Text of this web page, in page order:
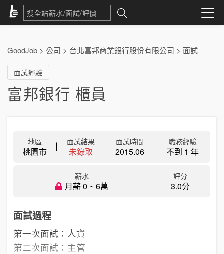
GoodJob > 公司 > 台北富邦商業銀行股份有限公司 > 面試
面試經驗
富邦銀行 櫃員
地區
桃園市
面試結果
未錄取
面試時間
2015.06
職務經驗
不到 1 年
薪水
月薪 0 ~ 6萬
評分
3.0分
面試過程
第一次面試：人資
第二次面試：主管